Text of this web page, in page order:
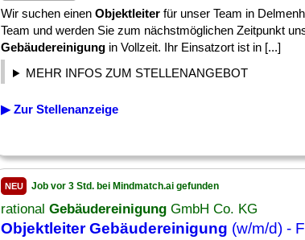
Wir suchen einen Objektleiter für unser Team in
Team und werden Sie zum nächstmöglichen Zeitpunkt
Gebäudereinigung in Vollzeit. Ihr Einsatzort ist in [...]
MEHR INFOS ZUM STELLENANGEBOT
▶ Zur Stellenanzeige
NEU Job vor 3 Std. bei Mindmatch.ai gefunden
rational Gebäudereinigung GmbH Co. KG
Objektleiter Gebäudereinigung (w/m/d) -